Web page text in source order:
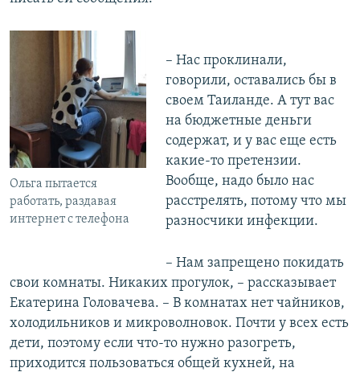
Ольга пытается
работать, раздавая
интернет с телефона
– Нас проклинали,
говорили, оставались бы в
своем Таиланде. А тут вас
на бюджетные деньги
содержат, и у вас еще есть
какие-то претензии.
Вообще, надо было нас
расстрелять, потому что мы
разносчики инфекции.
– Нам запрещено покидать
свои комнаты. Никаких прогулок, – рассказывает
Екатерина Головачева. – В комнатах нет чайников,
холодильников и микроволновок. Почти у всех есть
дети, поэтому если что-то нужно разогреть,
приходится пользоваться общей кухней, на